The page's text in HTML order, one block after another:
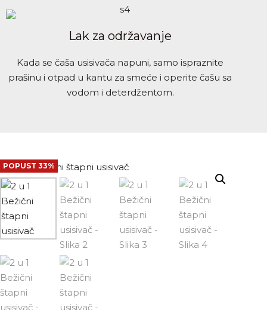
Lak za održavanje
Kada se čaša usisivača napuni, samo ispraznite
prašinu i otpad u kantu za smeće i operite čašu sa
vodom i deterdžentom.
POPUST 33%